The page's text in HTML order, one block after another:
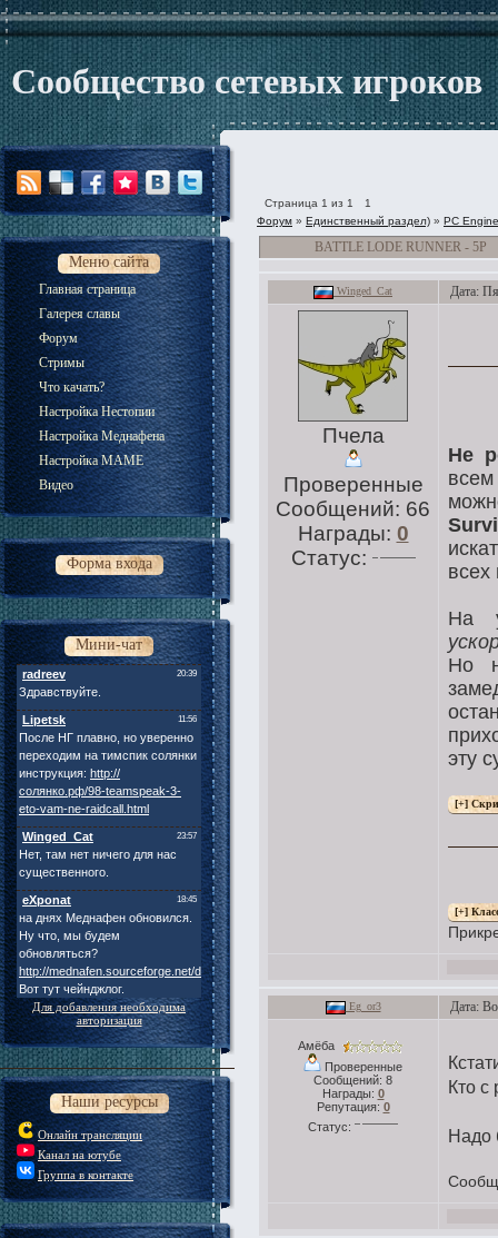
Сообщество сетевых игроков
Меню сайта
Главная страница
Галерея славы
Форум
Стримы
Что качать?
Настройка Нестопии
Настройка Меднафена
Настройка MAME
Видео
Форма входа
Мини-чат
Для добавления необходима
авторизация
Наши ресурсы
Онлайн трансляции
Канал на ютубе
Группа в контакте
Страница 1 из 1
1
Форум » Единственный раздел) » PC Engine
BATTLE LODE RUNNER - 5P
Winged_Cat Дата:
Пчела
Проверенные
Сообщений: 66
Награды: 0
Статус:
Не
На
Но
эту
Eg_or3 Дата:
Амёба
Проверенные
Сообщений: 8
Награды: 0
Репутация: 0
Статус:
Кто с
Надо